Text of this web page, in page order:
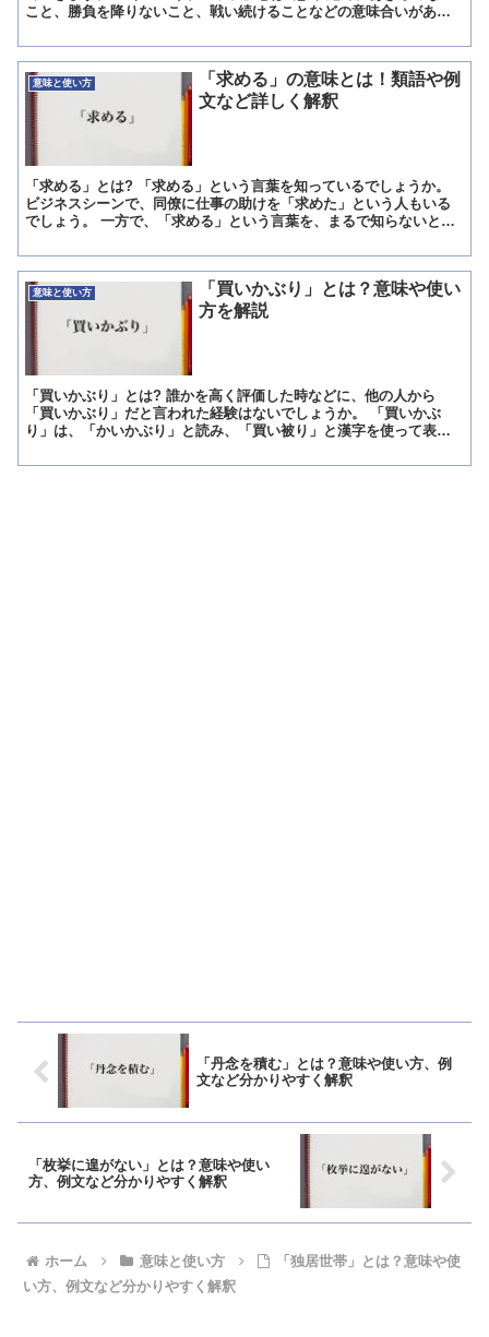
こと、勝負を降りないこと、戦い続けることなどの意味合いがある
意味と使い方
「求める」の意味とは！類語や例
文など詳しく解釈
「求める」とは? 「求める」という言葉を知っているでしょうか。
ビジネスシーンで、同僚に仕事の助けを「求めた」という人もいる
でしょう。 一方で、「求める」という言葉を、まるで知らないとい
意味と使い方
「買いかぶり」とは？意味や使い
方を解説
「買いかぶり」とは? 誰かを高く評価した時などに、他の人から
「買いかぶり」だと言われた経験はないでしょうか。 「買いかぶ
り」は、「かいかぶり」と読み、「買い被り」と漢字を使って表記
「丹念を積む」とは？意味や使い方、例
文など分かりやすく解釈
「枚挙に遑がない」とは？意味や使い
方、例文など分かりやすく解釈
ホーム 意味と使い方
「独居世帯」とは？意味や使
い方、例文など分かりやすく解釈